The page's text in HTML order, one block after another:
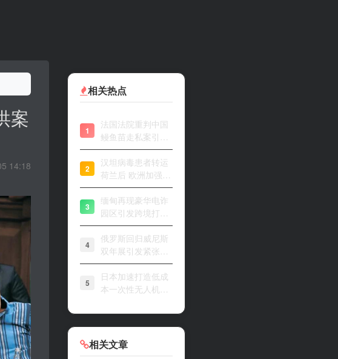
案
14:18
相关热点
1
法国法院重判中国
鳗鱼苗走私案引关
注
2
汉坦病毒患者转运
荷兰后 欧洲加强风
险评估
3
缅甸再现豪华电诈
园区引发跨境打击
关注
4
俄罗斯回归威尼斯
双年展引发紧张开
幕
5
日本加速打造低成
本一次性无人机战
相关文章